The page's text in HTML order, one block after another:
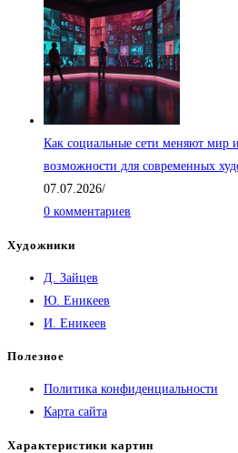
Как социальные сети меняют мир
возможности для современных
07.07.2026/
0 комментариев
Художники
Д. Зайцев
Ю. Еникеев
И. Еникеев
Полезное
Политика конфиденциальности
Карта сайта
Характеристики картин